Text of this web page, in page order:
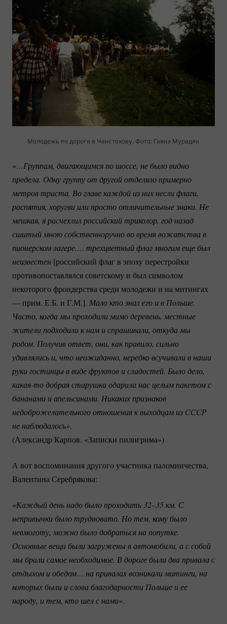
Молодежь по дороге в Ченстохову. Фото: Гаянэ Мурадян
«…Группам, двигающимся по шоссе, не было видно
предела. Одну группу от другой отделяло примерно
метров триста. Во главе каждой из них несли флаги,
распятия, хоругви или просто отличительные знаки. Не
мешкая, я расчехлил российский триколор, год назад
сшитый мною собственноручно во время вожатства в
пионерском лагере.… трехцветный флаг многим еще был
неизвестен [российский флаг в эпоху перестройки
противопоставлялся советскому и был символом
некоторого фрондерства среди молодежи и на митингах
— прим. Е.Б. и Г.М.]. Мало кто знал его и в Польше.
Часто, когда мы проходили мимо деревень, местные
жители подходили к нам и спрашивали, откуда мы
родом. Получив ответ, они, как правило, сильно
удивлялись и, что неожиданно, нередко всучивали в наши
какая-то добрая старушка одарила нас целым пакетом с
бананами и апельсинами. Никаких признаков
недоброжелательного отношения к выходцам из СССР
не наблюдалось».
(Александр Карпов. «Записки пилигрима»)
А вот воспоминания другого участника паломничества,
Валентина Серебрякова:
«Каждый день надо было проходить 32–35 км. С
непривычки было трудновато. Но тем, кому было
невмоготу, можно было добраться на попутке.
Основные вещи были загружены в автомобили, а с собой
мы брали самое необходимое. В дороге были два привала с
отдыхом и обедом… на привалах возникали митинги, на
которых были и слова благодарности Польше и ее
народу, и тем, кто шел с нами».